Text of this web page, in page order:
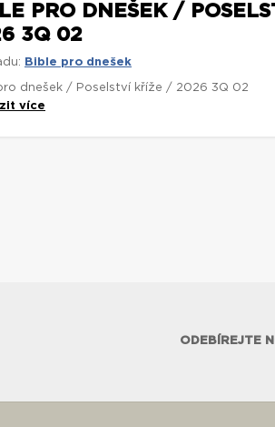
PRO DNEŠEK /
3Q 02
Bible pro dnešek
dnešek / Poselství kříže / 2026 3Q 02
více
ODEBÍREJTE